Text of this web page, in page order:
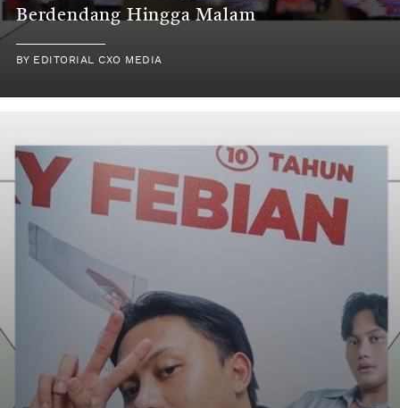
Berdendang Hingga Malam
BY EDITORIAL CXO MEDIA